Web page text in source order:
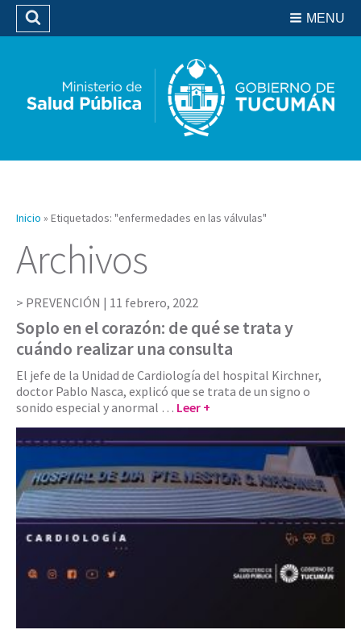
Biblioteca
MENU
Buscar
Inicio » Etiquetados: "enfermedades en las válvulas"
Archivos
PREVENCIÓN | 11 febrero, 2022
Soplo en el corazón: de qué se trata y
cuándo realizar una consulta
El jefe de la Unidad de Cardiología del hospital Kirchner,
doctor Pablo Nasca, explicó que se trata de un signo o
sonido especial y anormal … Leer +